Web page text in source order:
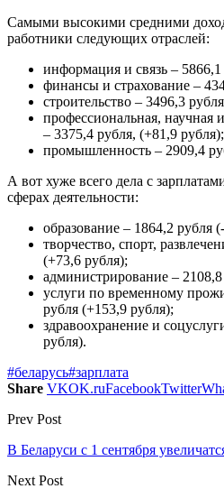
Самыми высокими средними
работники следующих отраслей:
информация и связь –
финансы и страхование –
строительство – 3496,3
профессиональная, научная
– 3375,4 рубля, (+81,9 рубля);
промышленность – 2909,4
А вот хуже всего дела с
сферах деятельности:
образование – 1864,2 рубля
творчество, спорт,
(+73,6 рубля);
администрирование –
услуги по временному
рубля (+153,9 рубля);
здравоохранение и
рубля).
#беларусь#зарплата
Share VKOK.ruFacebookTwitter
Prev Post
В Беларуси с 1 сентября
Next Post